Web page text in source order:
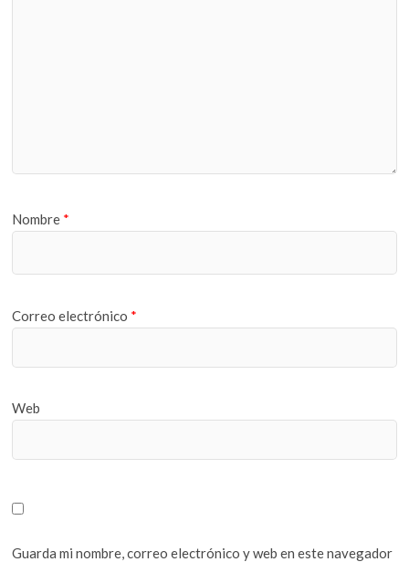
Nombre *
Correo electrónico *
Web
Guarda mi nombre, correo electrónico y web en este navegador